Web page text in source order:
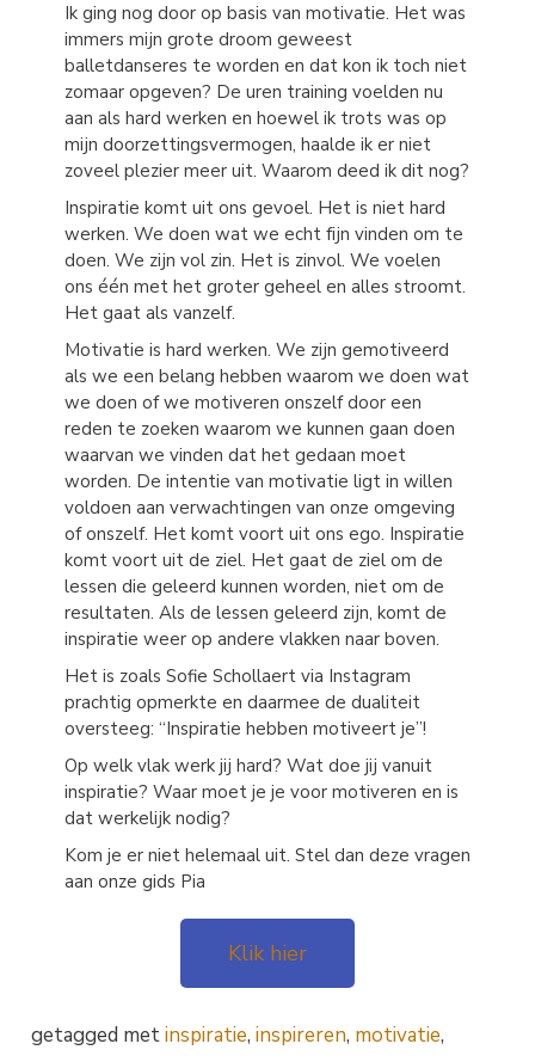
Ik ging nog door op basis van motivatie. Het was
immers mijn grote droom geweest
balletdanseres te worden en dat kon ik toch niet
zomaar opgeven? De uren training voelden nu
aan als hard werken en hoewel ik trots was op
mijn doorzettingsvermogen, haalde ik er niet
zoveel plezier meer uit. Waarom deed ik dit nog?
Inspiratie komt uit ons gevoel. Het is niet hard
werken. We doen wat we echt fijn vinden om te
doen. We zijn vol zin. Het is zinvol. We voelen
ons één met het groter geheel en alles stroomt.
Het gaat als vanzelf.
Motivatie is hard werken. We zijn gemotiveerd
als we een belang hebben waarom we doen wat
we doen of we motiveren onszelf door een
reden te zoeken waarom we kunnen gaan doen
waarvan we vinden dat het gedaan moet
worden. De intentie van motivatie ligt in willen
voldoen aan verwachtingen van onze omgeving
of onszelf. Het komt voort uit ons ego. Inspiratie
komt voort uit de ziel. Het gaat de ziel om de
lessen die geleerd kunnen worden, niet om de
resultaten. Als de lessen geleerd zijn, komt de
inspiratie weer op andere vlakken naar boven.
Het is zoals Sofie Schollaert via Instagram
prachtig opmerkte en daarmee de dualiteit
oversteeg: “Inspiratie hebben motiveert je”!
Op welk vlak werk jij hard? Wat doe jij vanuit
inspiratie? Waar moet je je voor motiveren en is
dat werkelijk nodig?
Kom je er niet helemaal uit. Stel dan deze vragen
aan onze gids Pia
Klik hier
getagged metinspiratie, inspireren, motivatie,